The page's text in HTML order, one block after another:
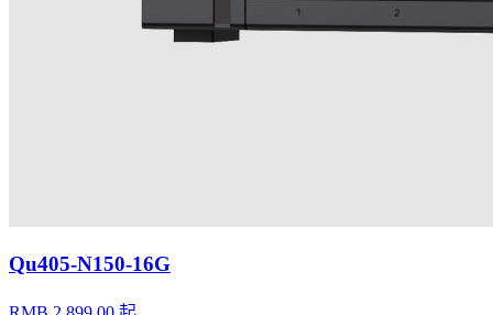
Qu405-N150-16G